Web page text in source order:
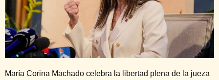
María Corina Machado celebra la libertad plena de la jueza